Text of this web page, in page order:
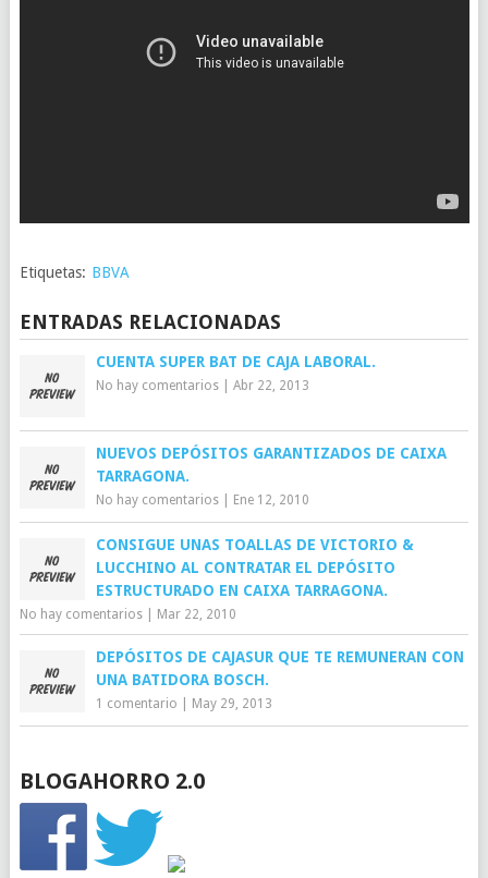
Etiquetas: BBVA
ENTRADAS RELACIONADAS
CUENTA SUPER BAT DE CAJA LABORAL.
No hay comentarios| Abr 22, 2013
NUEVOS DEPÓSITOS GARANTIZADOS DE CAIXA
TARRAGONA.
No hay comentarios| Ene 12, 2010
CONSIGUE UNAS TOALLAS DE VICTORIO &
LUCCHINO AL CONTRATAR EL DEPÓSITO
ESTRUCTURADO EN CAIXA TARRAGONA.
No hay comentarios| Mar 22, 2010
DEPÓSITOS DE CAJASUR QUE TE REMUNERAN CON
UNA BATIDORA BOSCH.
1 comentario May 29, 2013
BLOGAHORRO 2.0